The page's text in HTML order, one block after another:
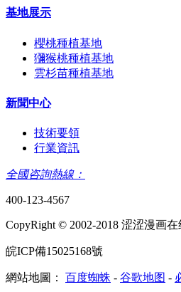
基地展示
櫻桃種植基地
獼猴桃種植基地
雲杉苗種植基地
新聞中心
技術要領
行業資訊
全國咨詢熱線：
400-123-4567
CopyRight © 2002-2018 涩涩漫画
皖ICP備15025168號
網站地圖： 百度蜘蛛 - 谷歌地图 -